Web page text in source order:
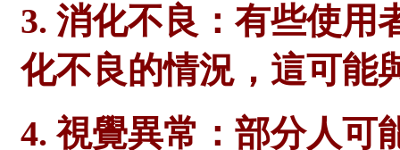
3. 消化不良：有些使用
化不良的情況，這可能
4. 視覺異常：部分人可